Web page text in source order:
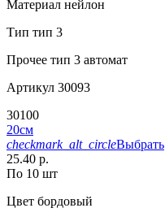
Материал нейлон
Тип тип 3
Прочее тип 3 автомат
Артикул 30093
30100
20см
checkmark_alt_circleВыбрать
25.40 р.
По 10 шт
Цвет бордовый